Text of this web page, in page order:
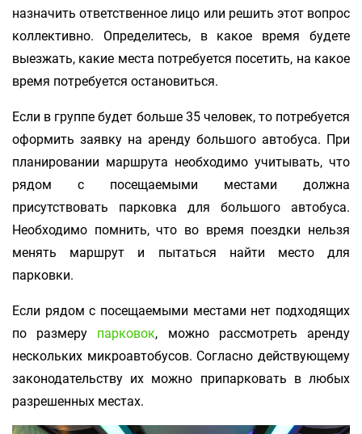
назначить ответственное лицо или решить этот вопрос
коллективно. Определитесь, в какое время будете
выезжать, какие места потребуется посетить, на какое
время потребуется остановиться.
Если в группе будет больше 35 человек, то потребуется
оформить заявку на аренду большого автобуса. При
планировании маршрута необходимо учитывать, что
рядом с посещаемыми местами должна
присутствовать парковка для большого автобуса.
Необходимо помнить, что во время поездки нельзя
менять маршрут и пытаться найти место для
парковки.
Если рядом с посещаемыми местами нет подходящих
по размеру парковок, можно рассмотреть аренду
нескольких микроавтобусов. Согласно действующему
законодательству их можно припарковать в любых
разрешенных местах.